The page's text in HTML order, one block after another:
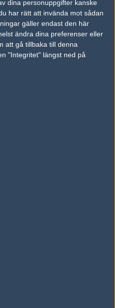
dina personuppgifter kanske
har rätt att invända mot sådan
gäller endast den här
ändra dina preferenser eller
att gå tillbaka till denna
"Integritet" längst ned på
satsa våra vackra bites på en
dignu, snabbt och smärtfritt!